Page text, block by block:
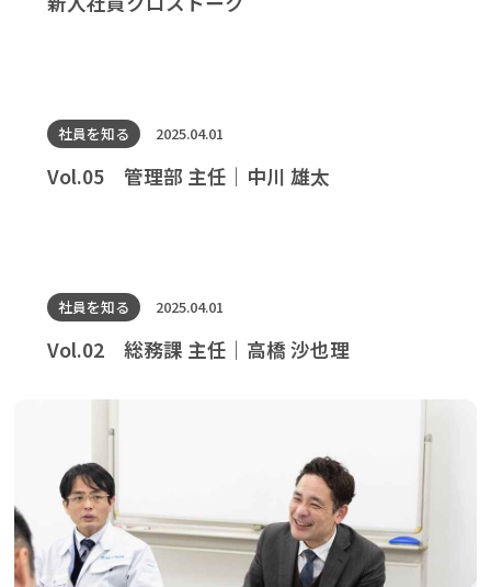
社員を知る 2025.04.01
Vol.05 管理部 主任｜中川 雄太
社員を知る 2025.04.01
Vol.02 総務課 主任｜高橋 沙也理